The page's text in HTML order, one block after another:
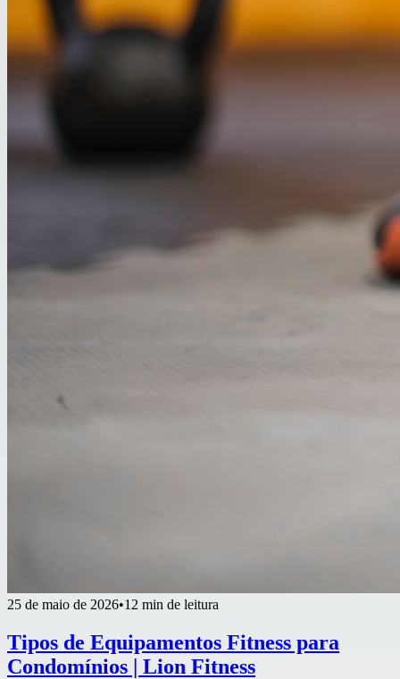
25 de maio de 2026•12 min de leitura
Tipos de Equipamentos Fitness para
Condomínios | Lion Fitness